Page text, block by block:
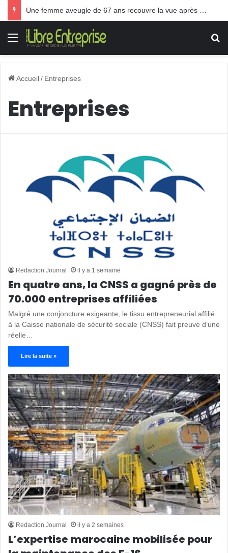
Menu
Accueil/ Entreprises
Entreprises
Redaction Journal il y a 1 semaine
En quatre ans, la CNSS a gagné près de
70.000 entreprises affiliées
Malgré une conjoncture exigeante, le tissu entrepreneurial affilié
à la Caisse nationale de sécurité sociale (CNSS) fait preuve d’une
réelle…
Lire la suite »
Redaction Journal il y a 2 semaines
L’expertise marocaine mobilisée pour